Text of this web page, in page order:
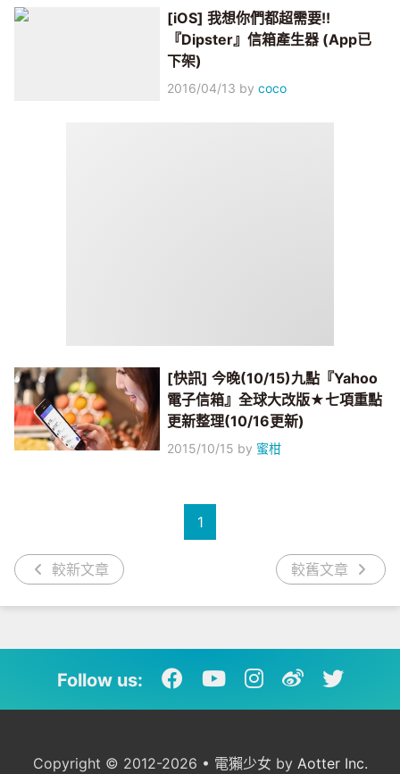
[iOS] 我想你們都超需要!!
『Dipster』信箱產生器 (App已
下架)
2016/04/13 bycoco
[快訊] 今晚(10/15)九點『Yahoo
電子信箱』全球大改版★七項重點
更新整理(10/16更新)
2015/10/15 by 蜜柑
較新文章
1
較舊文章
Follow us:
Copyright © 2012-2026 • 電獺少女 by Aotter Inc.